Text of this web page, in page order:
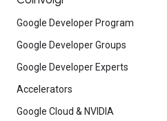
Google Developer Program
Google Developer Groups
Google Developer Experts
Accelerators
Google Cloud & NVIDIA